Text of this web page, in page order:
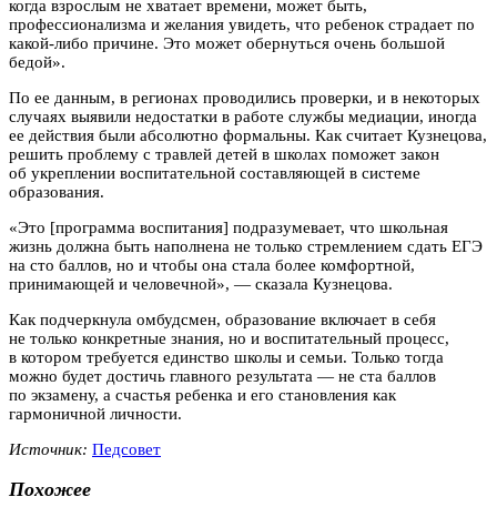
когда взрослым не хватает времени, может быть,
профессионализма и желания увидеть, что ребенок страдает по
какой-либо причине. Это может обернуться очень большой
бедой».
По ее данным, в регионах проводились проверки, и в некоторых
случаях выявили недостатки в работе службы медиации, иногда
ее действия были абсолютно формальны. Как считает Кузнецова,
решить проблему с травлей детей в школах поможет закон
об укреплении воспитательной составляющей в системе
образования.
«Это [программа воспитания] подразумевает, что школьная
жизнь должна быть наполнена не только стремлением сдать ЕГЭ
на сто баллов, но и чтобы она стала более комфортной,
принимающей и человечной», — сказала Кузнецова.
Как подчеркнула омбудсмен, образование включает в себя
не только конкретные знания, но и воспитательный процесс,
в котором требуется единство школы и семьи. Только тогда
можно будет достичь главного результата — не ста баллов
по экзамену, а счастья ребенка и его становления как
гармоничной личности.
Источник: Педсовет
Похожее